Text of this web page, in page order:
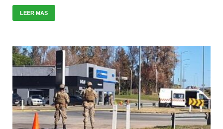
LEER MAS